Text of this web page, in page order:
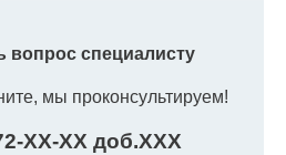
вопрос специалисту
мы проконсультируем!
XX-XXдоб.XXX